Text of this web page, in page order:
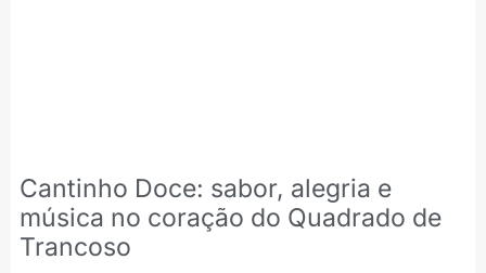
Cantinho Doce: sabor, alegria e
música no coração do Quadrado de
Trancoso